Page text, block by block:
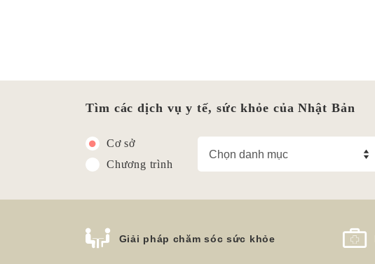
Tìm các dịch vụ y tế, sức khỏe của Nhật Bản
Cơ sở
Chương trình
Giải pháp chăm sóc sức khỏe